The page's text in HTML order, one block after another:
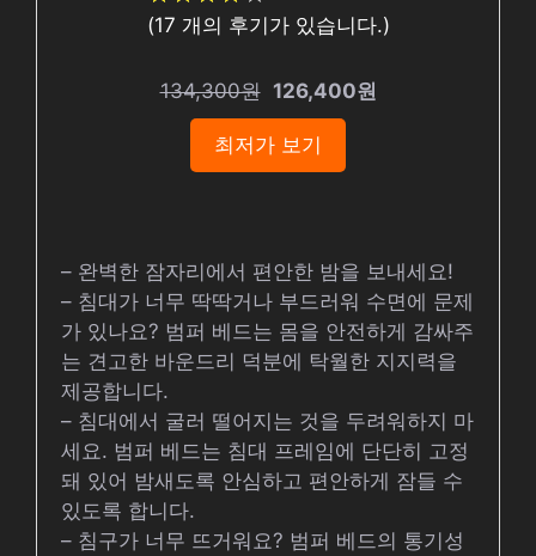
(17 개의 후기가 있습니다.)
134,300원 126,400원
최저가 보기
– 완벽한 잠자리에서 편안한 밤을 보내세요!
– 침대가 너무 딱딱거나 부드러워 수면에 문제
가 있나요? 범퍼 베드는 몸을 안전하게 감싸주
는 견고한 바운드리 덕분에 탁월한 지지력을
제공합니다.
– 침대에서 굴러 떨어지는 것을 두려워하지 마
세요. 범퍼 베드는 침대 프레임에 단단히 고정
돼 있어 밤새도록 안심하고 편안하게 잠들 수
있도록 합니다.
– 침구가 너무 뜨거워요? 범퍼 베드의 통기성